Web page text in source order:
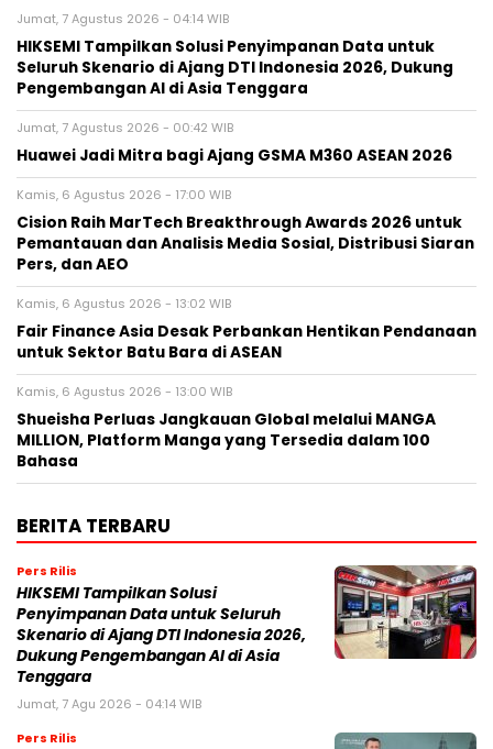
Jumat, 7 Agustus 2026 - 04:14 WIB
HIKSEMI Tampilkan Solusi Penyimpanan Data untuk
Seluruh Skenario di Ajang DTI Indonesia 2026, Dukung
Pengembangan AI di Asia Tenggara
Jumat, 7 Agustus 2026 - 00:42 WIB
Huawei Jadi Mitra bagi Ajang GSMA M360 ASEAN 2026
Kamis, 6 Agustus 2026 - 17:00 WIB
Cision Raih MarTech Breakthrough Awards 2026 untuk
Pemantauan dan Analisis Media Sosial, Distribusi Siaran
Pers, dan AEO
Kamis, 6 Agustus 2026 - 13:02 WIB
Fair Finance Asia Desak Perbankan Hentikan Pendanaan
untuk Sektor Batu Bara di ASEAN
Kamis, 6 Agustus 2026 - 13:00 WIB
Shueisha Perluas Jangkauan Global melalui MANGA
MILLION, Platform Manga yang Tersedia dalam 100
Bahasa
BERITA TERBARU
Pers Rilis
HIKSEMI Tampilkan Solusi
Penyimpanan Data untuk Seluruh
Skenario di Ajang DTI Indonesia 2026,
Dukung Pengembangan AI di Asia
Tenggara
Jumat, 7 Agu 2026 - 04:14 WIB
Pers Rilis